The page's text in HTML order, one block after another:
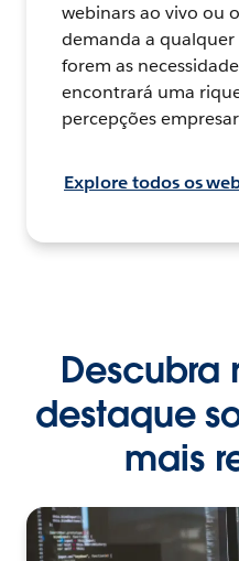
webinars ao vivo ou
demanda a
forem as
encontrará uma
percepções
Explore todos os
Descubra
destaque
mais